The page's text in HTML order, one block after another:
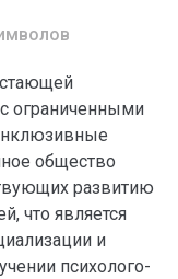
ограниченными
общество
развитию
что является
и
психолого-